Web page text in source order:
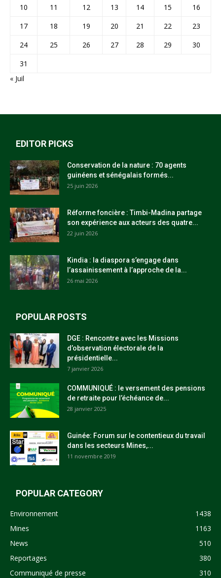
10
11 12 13 14 15
16
17
18 19 20 21 22
23
24
25 26 27 28 29
30
31
« Juil
EDITOR PICKS
Conservation de la nature : 70 agents
guinéens et sénégalais formés...
25 juin 2026
Réforme foncière : Timbi-Madina partage
son expérience aux acteurs des quatre...
22 juin 2026
Kindia : la diaspora s’engage dans
l’assainissement à l’approche de la...
26 mai 2026
POPULAR POSTS
DGE : Rencontre avec les Missions
d’observation électorale de la
présidentielle...
7 janvier 2026
COMMUNIQUÉ : le versement des pensions
de retraite pour l’échéance de...
28 janvier 2025
Guinée: Forum sur le contentieux du travail
dans les secteurs Mines,...
11 novembre 2019
POPULAR CATEGORY
Environnement
1438
Mines
1163
News
510
Reportages
380
Communiqué de presse
310